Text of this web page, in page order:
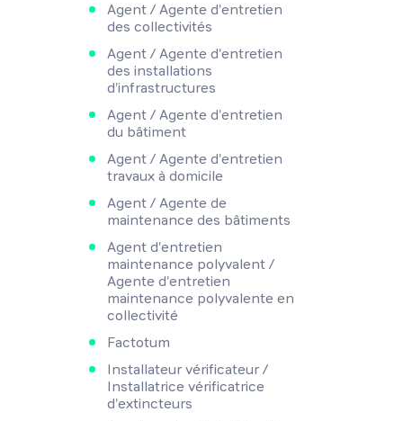
Agent / Agente d'entretien
des collectivités
Agent / Agente d'entretien
des installations
d'infrastructures
Agent / Agente d'entretien
du bâtiment
Agent / Agente d'entretien
travaux à domicile
Agent / Agente de
maintenance des bâtiments
Agent d'entretien
maintenance polyvalent /
Agente d'entretien
maintenance polyvalente en
collectivité
Factotum
Installateur vérificateur /
Installatrice vérificatrice
d'extincteurs